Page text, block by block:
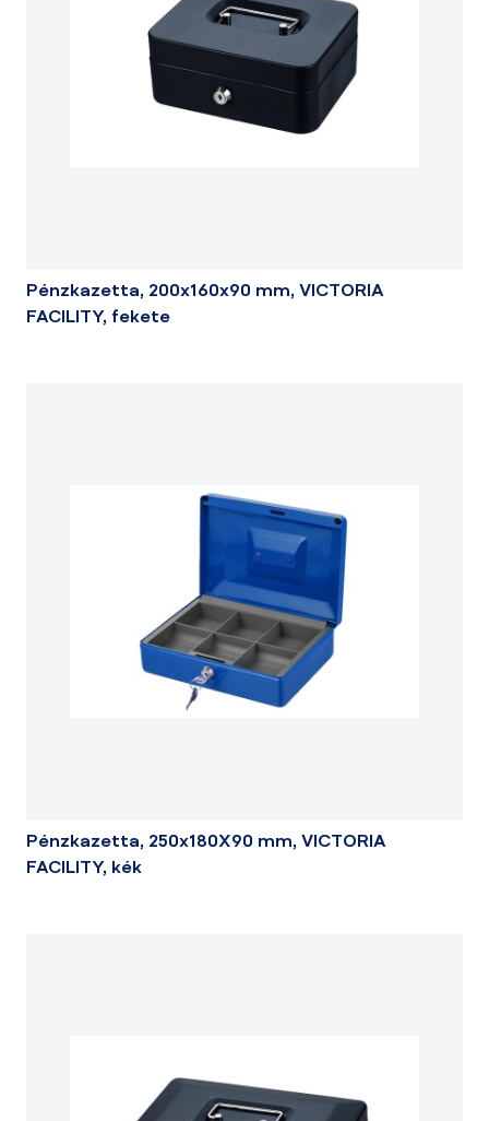
Pénzkazetta, 200x160x90 mm, VICTORIA
FACILITY, fekete
Pénzkazetta, 250x180X90 mm, VICTORIA
FACILITY, kék